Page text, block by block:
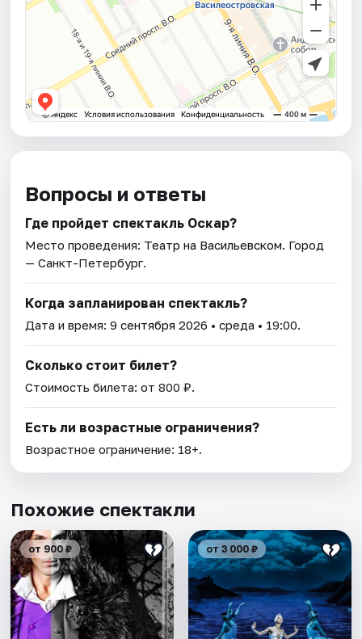
Вопросы и ответы
Где пройдет спектакль Оскар?
Место проведения: Театр на Васильевском. Город
— Санкт-Петербург.
Когда запланирован спектакль?
Дата и время:9 сентября 2026 • среда • 19:00.
Сколько стоит билет?
Стоимость билета: от 800 ₽.
Есть ли возрастные ограничения?
Возрастное ограничение: 18+.
Похожие спектакли
от 900 ₽ от 3 000 ₽